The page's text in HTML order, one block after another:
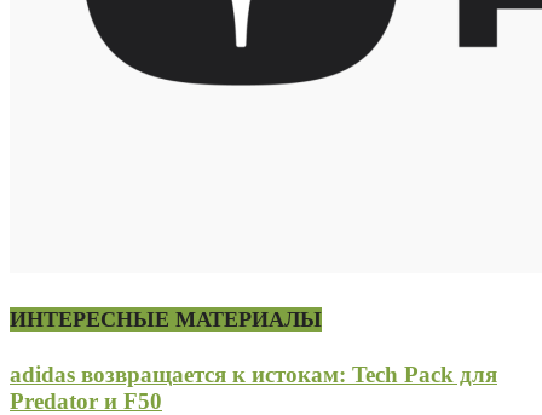
ИНТЕРЕСНЫЕ МАТЕРИАЛЫ
adidas возвращается к истокам: Tech Pack для
Predator и F50